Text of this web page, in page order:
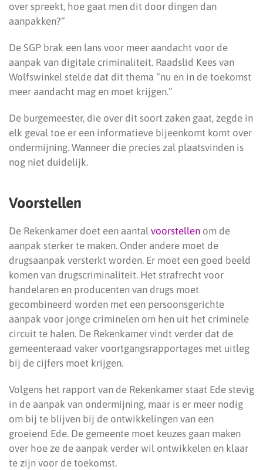
over spreekt, hoe gaat men dit door dingen dan
aanpakken?”
De SGP brak een lans voor meer aandacht voor de
aanpak van digitale criminaliteit. Raadslid Kees van
Wolfswinkel stelde dat dit thema “nu en in de toekomst
meer aandacht mag en moet krijgen.”
De burgemeester, die over dit soort zaken gaat, zegde in
elk geval toe er een informatieve bijeenkomt komt over
ondermijning. Wanneer die precies zal plaatsvinden is
nog niet duidelijk.
Voorstellen
De Rekenkamer doet een aantal voorstellen om de
aanpak sterker te maken. Onder andere moet de
drugsaanpak versterkt worden. Er moet een goed beeld
komen van drugscriminaliteit. Het strafrecht voor
handelaren en producenten van drugs moet
gecombineerd worden met een persoonsgerichte
aanpak voor jonge criminelen om hen uit het criminele
circuit te halen. De Rekenkamer vindt verder dat de
gemeenteraad vaker voortgangsrapportages met uitleg
bij de cijfers moet krijgen.
Volgens het rapport van de Rekenkamer staat Ede stevig
in de aanpak van ondermijning, maar is er meer nodig
om bij te blijven bij de ontwikkelingen van een
groeiend Ede. De gemeente moet keuzes gaan maken
over hoe ze de aanpak verder wil ontwikkelen en klaar
te zijn voor de toekomst.